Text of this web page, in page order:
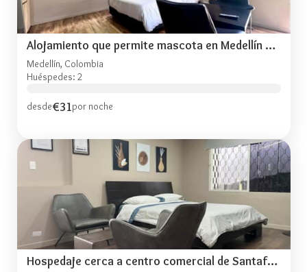
Alojamiento que permite mascota en Medellín A103
Medellín, Colombia
Huéspedes: 2
desde€31por noche
Hospedaje cerca a centro comercial de Santafé A104